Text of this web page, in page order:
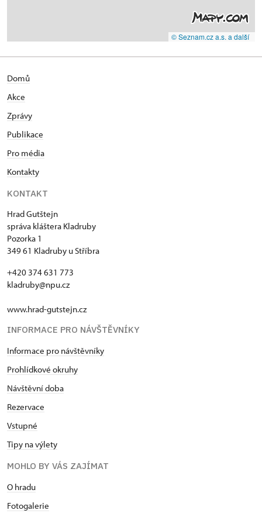
© Seznam.cz a.s. a další
Domů
Akce
Zprávy
Publikace
Pro média
Kontakty
KONTAKT
Hrad Gutštejn
správa kláštera Kladruby
Pozorka 1
349 61 Kladruby u Stříbra
+420 374 631 773
kladruby@npu.cz
www.hrad-gutstejn.cz
INFORMACE PRO NÁVŠTĚVNÍKY
Informace pro návštěvníky
Prohlídkové okruhy
Návštěvní doba
Rezervace
Vstupné
Tipy na výlety
MOHLO BY VÁS ZAJÍMAT
O hradu
Fotogalerie